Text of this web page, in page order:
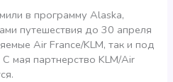
в программу Alaska,
путешествия до 30 апреля
Air France/KLM, так и под
мая партнерство KLM/Air